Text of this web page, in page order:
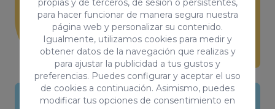
para hacer funcionar de manera segura nuestra
página web y personalizar su contenido.
Igualmente, utilizamos cookies para medir y
obtener datos de la navegación que realizas y
para ajustar la publicidad a tus gustos y
preferencias. Puedes configurar y aceptar el uso
de cookies a continuación. Asimismo, puedes
modificar tus opciones de consentimiento en